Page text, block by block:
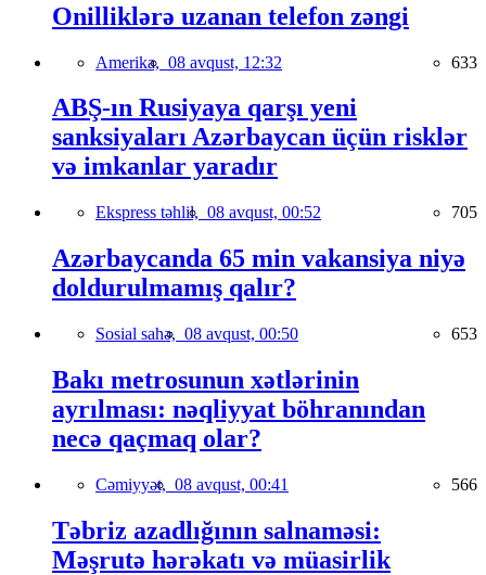
Onilliklərə uzanan telefon zəngi
Amerika, 08 avqust, 12:32 633
ABŞ-ın Rusiyaya qarşı yeni
sanksiyaları Azərbaycan üçün risklər
və imkanlar yaradır
Ekspress təhlil, 08 avqust, 00:52 705
Azərbaycanda 65 min vakansiya niyə
doldurulmamış qalır?
Sosial sahə, 08 avqust, 00:50 653
Bakı metrosunun xətlərinin
ayrılması: nəqliyyat böhranından
necə qaçmaq olar?
Cəmiyyət, 08 avqust, 00:41 566
Təbriz azadlığının salnaməsi:
Məşrutə hərəkatı və müasirlik